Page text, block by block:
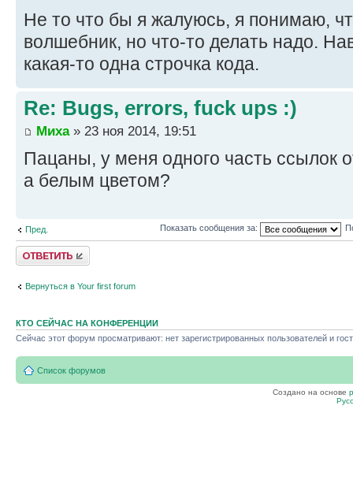
Не то что бы я жалуюсь, я понимаю,
волшебник, но что-то делать надо.
какая-то одна строчка кода.
Re: Bugs, errors, fuck ups :)
Миха» 23 ноя 2014, 19:51
Пацаны, у меня одного часть ссылок
а белым цветом?
Пред. Показать сообщения за:
Ответить
Вернуться в Your first forum
КТО СЕЙЧАС НА КОНФЕРЕНЦИИ
Сейчас этот форум просматривают: нет зарегистрированных пользователей и
Список форумов
Создано на основе